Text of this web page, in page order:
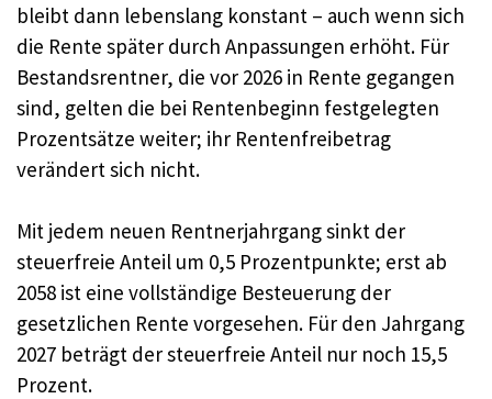
bleibt dann lebenslang konstant – auch wenn sich
die Rente später durch Anpassungen erhöht. Für
Bestandsrentner, die vor 2026 in Rente gegangen
sind, gelten die bei Rentenbeginn festgelegten
Prozentsätze weiter; ihr Rentenfreibetrag
verändert sich nicht.
Mit jedem neuen Rentnerjahrgang sinkt der
steuerfreie Anteil um 0,5 Prozentpunkte; erst ab
2058 ist eine vollständige Besteuerung der
gesetzlichen Rente vorgesehen. Für den Jahrgang
2027 beträgt der steuerfreie Anteil nur noch 15,5
Prozent.